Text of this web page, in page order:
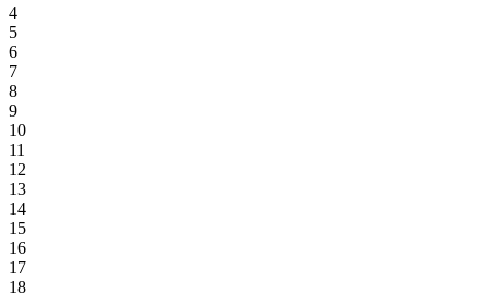
4
5
6
7
8
9
10
11
12
13
14
15
16
17
18